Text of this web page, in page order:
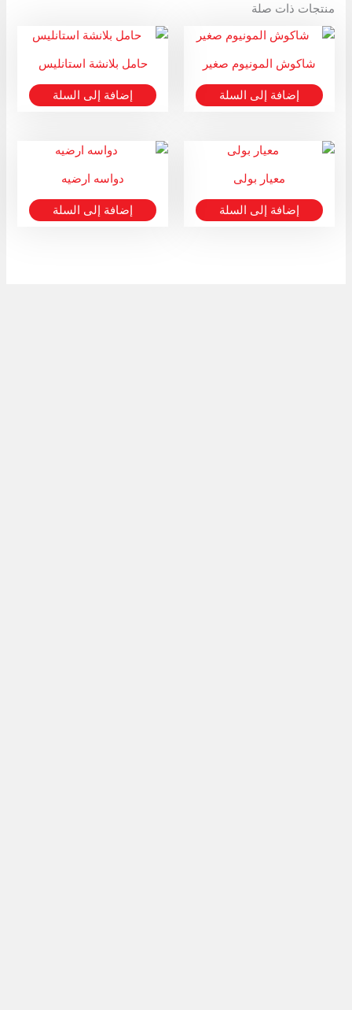
منتجات ذات صلة
شاكوش المونيوم صغير
إضافة إلى السلة
حامل بلانشة استانليس
إضافة إلى السلة
معيار بولى
إضافة إلى السلة
دواسه ارضيه
إضافة إلى السلة